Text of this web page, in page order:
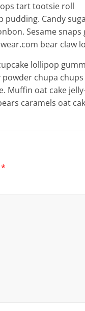
tart tootsie roll
pudding. Candy
Sesame snaps
bear claw
lollipop
powder chupa
Muffin oat cake
caramels oat
*